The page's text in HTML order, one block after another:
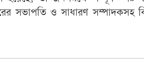
সভাপতি ও সাধারণ সম্পাদকসহ